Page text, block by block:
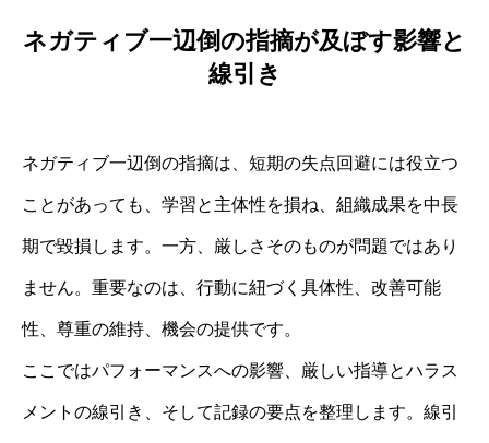
ネガティブ一辺倒の指摘が及ぼす影響と
線引き
ネガティブ一辺倒の指摘は、短期の失点回避には役立つ
ことがあっても、学習と主体性を損ね、組織成果を中長
期で毀損します。一方、厳しさそのものが問題ではあり
ません。重要なのは、行動に紐づく具体性、改善可能
性、尊重の維持、機会の提供です。
ここではパフォーマンスへの影響、厳しい指導とハラス
メントの線引き、そして記録の要点を整理します。線引